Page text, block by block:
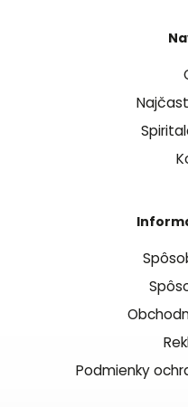
Podmienky